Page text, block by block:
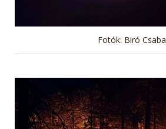
Fotók: Biró Csaba